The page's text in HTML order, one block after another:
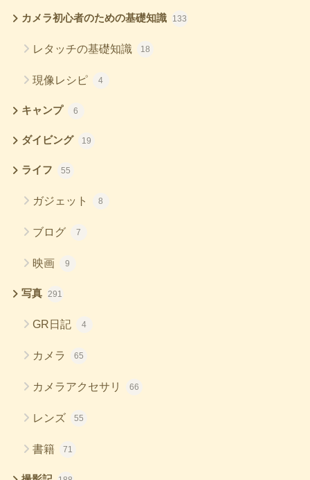
カメラ初心者のための基礎知識 133
レタッチの基礎知識 18
現像レシピ 4
キャンプ 6
ダイビング 19
ライフ 55
ガジェット 8
ブログ 7
映画 9
写真 291
GR日記 4
カメラ 65
カメラアクセサリ 66
レンズ 55
書籍 71